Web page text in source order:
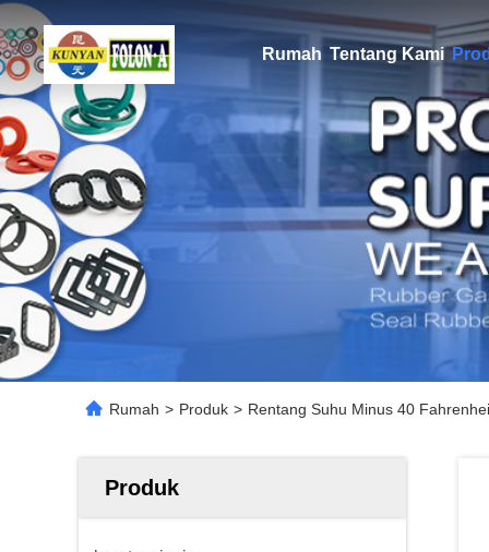
Rumah Tentang Kami
Rumah > Produk > Rentang Suhu Minus 40
Produk